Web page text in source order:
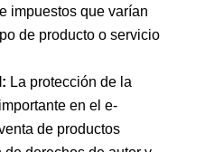
impuestos que varían
de producto o servicio
La protección de la
en el e-
de productos